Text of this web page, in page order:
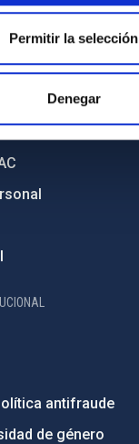
Permitir la selección
Denegar
antifraude
de género